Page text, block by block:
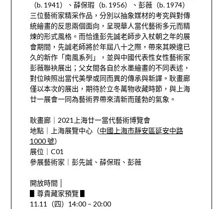
（b. 1941）、薛保瑕（b. 1956）、彭薇（b. 1974）
三位藝術家精采作品，分別以抽象媒材的考究與對傳
統繪畫的反思兩個面向，呈現華人當代藝術多元而精
煉的形式風格。而恰逢彭先誠老師步入杖朝之年的展
會期間，先誠老師將於年屆八十之際，帶來其睽違已
久的新作「南風系列」，並與中國代表性女性藝術家
彭薇聯袂展出；父女間各自於水墨繪畫的不同表述，
對位映照出當代美學或同而異的傳承與新譯。耿畫廊
僅以本次的展出，期待於立冬萬物收藏時節，與上海
廿一展會一同為藝術界帶來清新而蓬勃的氣象。
耿畫廊｜2021上海廿一當代藝術博覽會
地點｜上海展覽中心（中國上海市靜安區延安中路
1000 號）
展位｜C01
參展藝術家｜彭先誠、薛保瑕、彭薇
開放時間 │
▋尊貴藏家預覽 ▋
11.11（四）14:00 – 20:00